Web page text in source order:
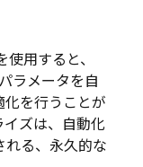
用すると、
パラメータを自
を行うことが
ズは、自動化
れる、永久的な